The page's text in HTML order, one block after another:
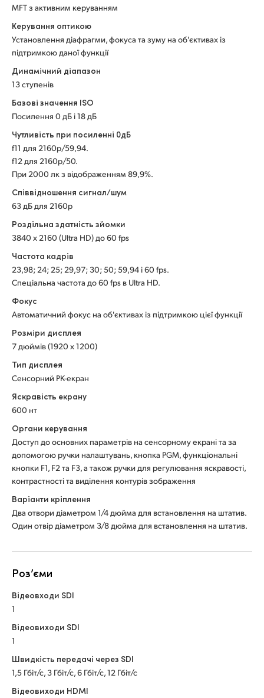
Ukraine
United States
MFT з активним керуванням
Керування оптикою
Установлення діафрагми, фокуса та зуму на об'єктивах із
підтримкою даної функції
Динамічний діапазон
13 ступенів
Базові значення ISO
Посилення 0 дБ і 18 дБ
Чутливість при посиленні 0дБ
f11 для 2160p/59,94.
f12 для 2160p/50.
При 2000 лк з відображенням 89,9%.
Співвідношення сигнал/шум
63 дБ для 2160p
Роздільна здатність зйомки
3840 x 2160 (Ultra HD) до 60 fps
Частота кадрів
23,98; 24; 25; 29,97; 30; 50; 59,94 і 60 fps.
Спеціальна частота до 60 fps в Ultra HD.
Фокус
Автоматичний фокус на об'єктивах із підтримкою цієї функції
Розміри дисплея
7 дюймів (1920 x 1200)
Тип дисплея
Сенсорний РК-екран
Яскравість екрану
600 нт
Органи керування
Доступ до основних параметрів на сенсорному екрані та за
допомогою ручки налаштувань, кнопка PGM, функціональні
кнопки F1, F2 та F3, а також ручки для регулювання яскравості,
контрастності та виділення контурів зображення
Варіанти кріплення
Два отвори діаметром 1/4 дюйма для встановлення на штатив.
Один отвір діаметром 3/8 дюйма для встановлення на штатив.
Роз’єми
Відеовходи SDI
1
Відеовиходи SDI
1
Швидкість передачі через SDI
1,5 Гбіт/с, 3 Гбіт/с, 6 Гбіт/с, 12 Гбіт/с
Відеовиходи HDMI